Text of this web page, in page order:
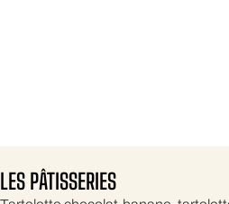
LES PÂTISSERIES